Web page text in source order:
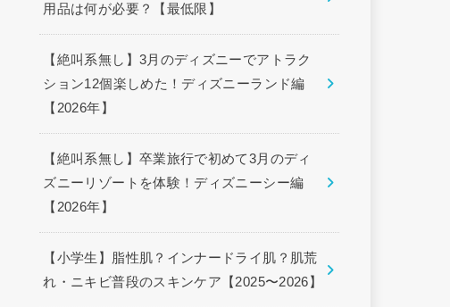
用品は何が必要？【最低限】
【絶叫系無し】3月のディズニーでアトラク
ション12個楽しめた！ディズニーランド編
【2026年】
【絶叫系無し】卒業旅行で初めて3月のディ
ズニーリゾートを体験！ディズニーシー編
【2026年】
【小学生】脂性肌？インナードライ肌？肌荒
れ・ニキビ普段のスキンケア【2025〜2026】